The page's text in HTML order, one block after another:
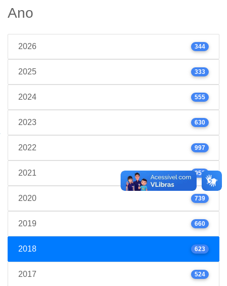
Ano
2026 344
2025 333
2024 555
2023 630
2022 997
2021 952
2020 739
2019 660
2018 623
2017 524